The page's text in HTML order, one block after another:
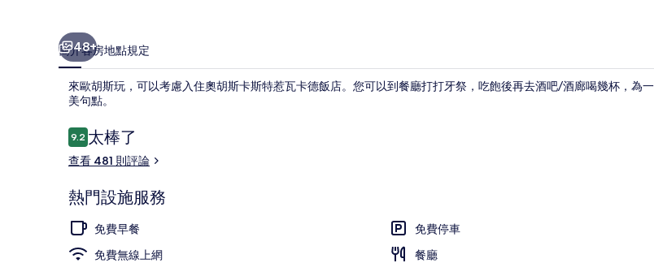
片
集
48+
簡介客房地點規定
來歐胡斯玩，可以考慮入住奧胡斯卡斯特惹瓦卡德飯店。您可以到餐廳打打牙祭，吃飽後再去酒吧/酒廊喝幾杯，為
美句點。
評
論
9.29.2 分，滿分 10 分，
太棒了
查看 481 則評論
熱門設施服務
免費早餐
免費停車
免費無線上網
餐廳